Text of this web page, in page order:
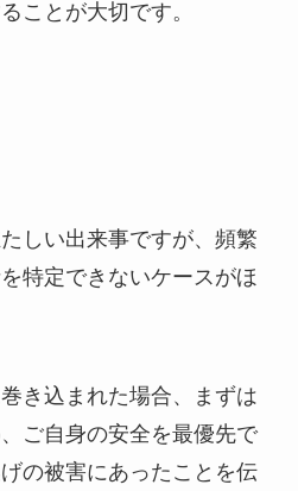
ことが大切です。
しい出来事ですが、頻繁
特定できないケースがほ
き込まれた場合、まずは
ご自身の安全を最優先で
の被害にあったことを伝